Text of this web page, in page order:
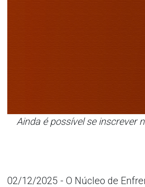
Ainda é possível se inscrever
02/12/2025 - O Núcleo de